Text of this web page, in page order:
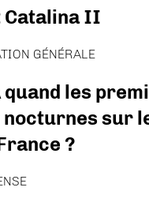
Catalina II
GÉNÉRALE
quand les
sur
?